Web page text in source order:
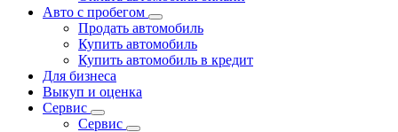
Авто с пробегом
Продать автомобиль
Купить автомобиль
Купить автомобиль в кредит
Для бизнеса
Выкуп и оценка
Сервис
Сервис